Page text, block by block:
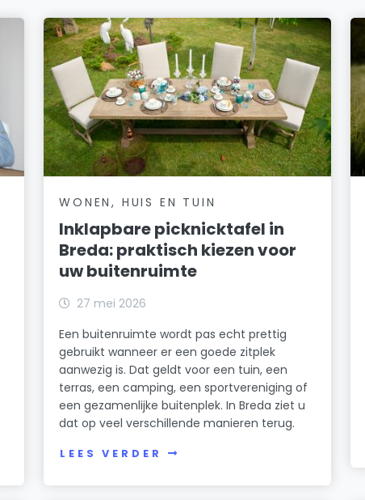
WONEN, HUIS EN TUIN
Inklapbare picknicktafel in
Breda: praktisch kiezen voor
uw buitenruimte
27 mei 2026
Een buitenruimte wordt pas echt prettig
gebruikt wanneer er een goede zitplek
aanwezig is. Dat geldt voor een tuin, een
terras, een camping, een sportvereniging of
een gezamenlijke buitenplek. In Breda ziet u
dat op veel verschillende manieren terug.
LEES VERDER